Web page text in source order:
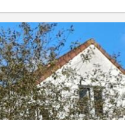
Infos Pratiques
Loyer:
490 €
Charges:
40 €
Durée:
12 mois
Domiciliation:
Non
Aménagement